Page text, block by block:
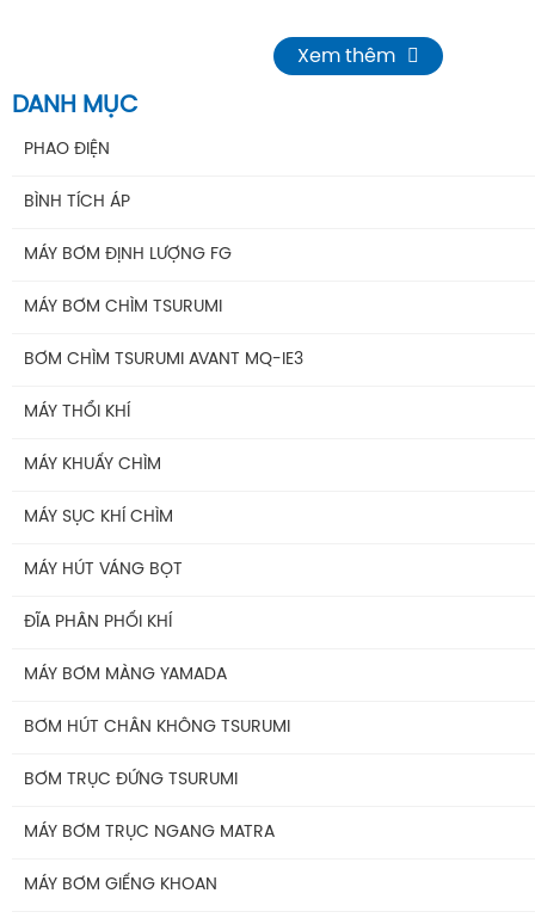
DANH MỤC
PHAO ĐIỆN
Phao Báo Mức
Phao Điện Tecno- Italy
BÌNH TÍCH ÁP
Bình Tích Áp Aquafill
Bình Tích Áp VAREM
MÁY BƠM ĐỊNH LƯỢNG FG
MÁY BƠM CHÌM TSURUMI
MÁY BƠM TSURUMI UNIVERSE
MÁY BƠM TSURUMI AVANT
BƠM CHÌM TSURUMI AVANT MQ-IE3
Máy Bơm Tsurumi Avant MQU
Máy Bơm Tsurumi Avant MQC
MÁY THỔI KHÍ
Máy Thổi Khí Con Sò GOORUI
Máy Thổi Khí Tsurumi
MÁY KHUẤY CHÌM
MÁY KHUẤY CHÌM TSURUMI ĐỘNG CƠ AVANT IE3
Máy Khuấy Chìm Tsurumi
MÁY SỤC KHÍ CHÌM
Máy Sục Khí Chìm Tsurumi Ber
Máy Sục Khí Chìm Tsurumi TRN
MÁY HÚT VÁNG BỌT
ĐĨA PHÂN PHỐI KHÍ
MÁY BƠM MÀNG YAMADA
BƠM HÚT CHÂN KHÔNG TSURUMI
BƠM TRỤC ĐỨNG TSURUMI
MÁY BƠM TRỤC NGANG MATRA
MÁY BƠM GIẾNG KHOAN
Xem thêm